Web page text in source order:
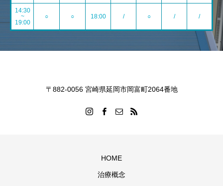
14:30
~
19:00
○ ○ 18:00 / ○ / /
〒882-0056 宮崎県延岡市岡富町2064番地
HOME
治療概念